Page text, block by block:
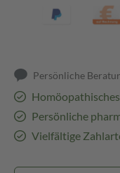
Persönliche
Persönliche
Vielfältige